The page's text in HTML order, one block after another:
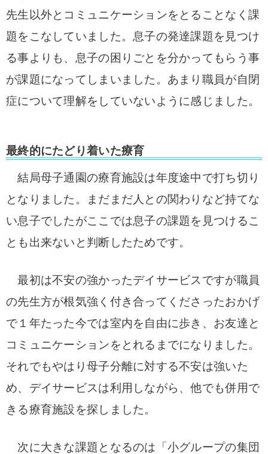
先生以外とコミュニケーションをとることなく課
題をこなしていました。息子の発達課題を見つけ
る事よりも、息子の困りごとを分かってもらう事
が課題になってしまいました。あまり職員が自閉
症について理解をしていないように感じました。
最終的にたどり着いた療育
結局母子通園の療育施設は年度途中で打ち切り
となりました。まだまだ人との関わりなど持てな
い息子でしたがここでは息子の課題を見つけるこ
とも出来ないと判断したためです。
最初は不安の強かったデイサービスですが職員
の先生方が根気強く付き合ってくださったおかげ
で１年たった今では室内を自由に歩き、お友達と
コミュニケーションをとれるまでになりました。
それでもやはり母子分離に対する不安は強いた
め、デイサービスは利用しながら、他でも併用で
きる療育施設を探しました。
次に大きな課題となるのは「小グループの集団